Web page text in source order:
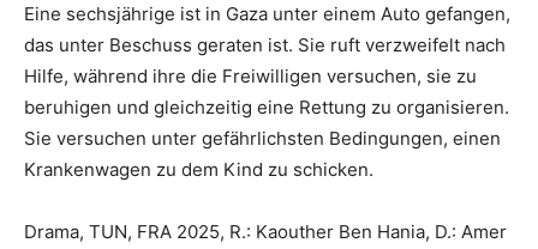
Eine sechsjährige ist in Gaza unter einem Auto gefangen,
das unter Beschuss geraten ist. Sie ruft verzweifelt nach
Hilfe, während ihre die Freiwilligen versuchen, sie zu
beruhigen und gleichzeitig eine Rettung zu organisieren.
Sie versuchen unter gefährlichsten Bedingungen, einen
Krankenwagen zu dem Kind zu schicken.
Drama, TUN, FRA 2025, R.: Kaouther Ben Hania, D.: Amer